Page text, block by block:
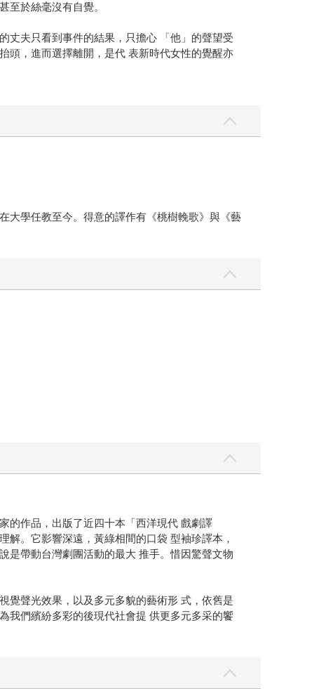
至於絲毫沒有自覺。
丈夫只看到事件的結果，只擔心 「他」的聲望受
頭，進而選擇離開，是代 表新時代女性的覺醒亦
大學任教至今。得意的譯作有《桃樹輓歌》與《藝
的作品，出版了近四十本「西洋現代 戲劇譯
。它影響深遠，黃綠相間的口袋 型袖珍譯本，
是帶動台灣劇團活動的最大 推手。惜因驚聲文物
覺聲光效果，以及多元多貌的藝術形 式，依舊是
我們繽紛多彩的後現代社會提 供更多元多采的饗